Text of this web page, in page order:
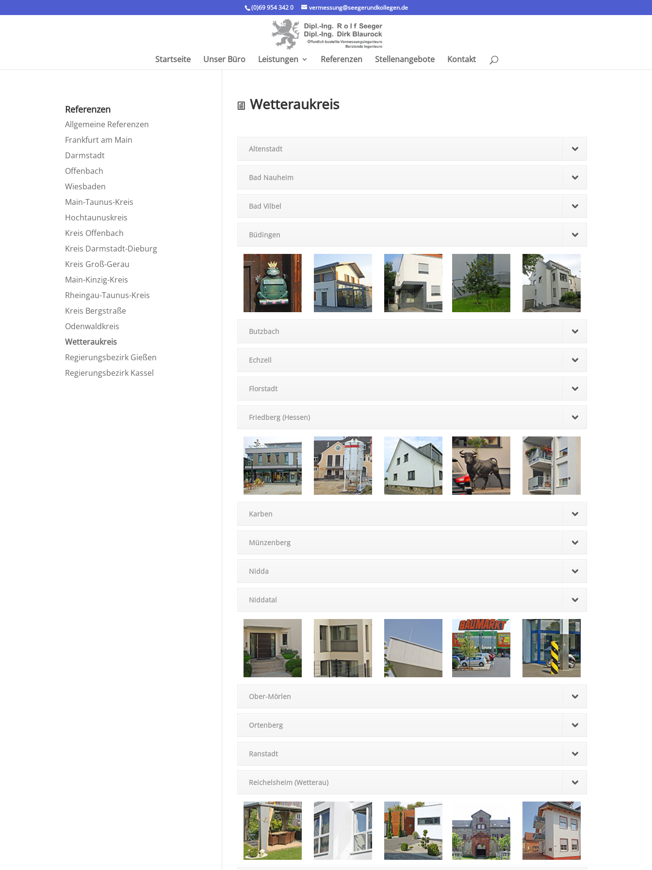
(0)69 954 342 0 vermessung@seegerundkollegen.de
Start­seite Unser Büro Leistungen Referenzen Stellen­an­ge­bote Kontakt
Wetter­au­kreis
Alten­stadt
Bad Nauheim
Bad Vilbel
Büdingen
Butzbach
Echzell
Florstadt
Fried­berg (Hessen)
Karben
Münzen­berg
Nidda
Niddatal
Ober-Mörlen
Orten­berg
Ranstadt
Reichels­heim (Wetterau)
Referenzen
Allge­meine Referenzen
Frank­furt am Main
Darmstadt
Offen­bach
Wiesbaden
Main-Taunus-Kreis
Hochtau­nus­kreis
Kreis Offen­bach
Kreis Darmstadt-Dieburg
Kreis Groß-Gerau
Main-Kinzig-Kreis
Rheingau-Taunus-Kreis
Kreis Bergstraße
Odenwald­kreis
Wetter­au­kreis
Regie­rungs­be­zirk Gießen
Regie­rungs­be­zirk Kassel